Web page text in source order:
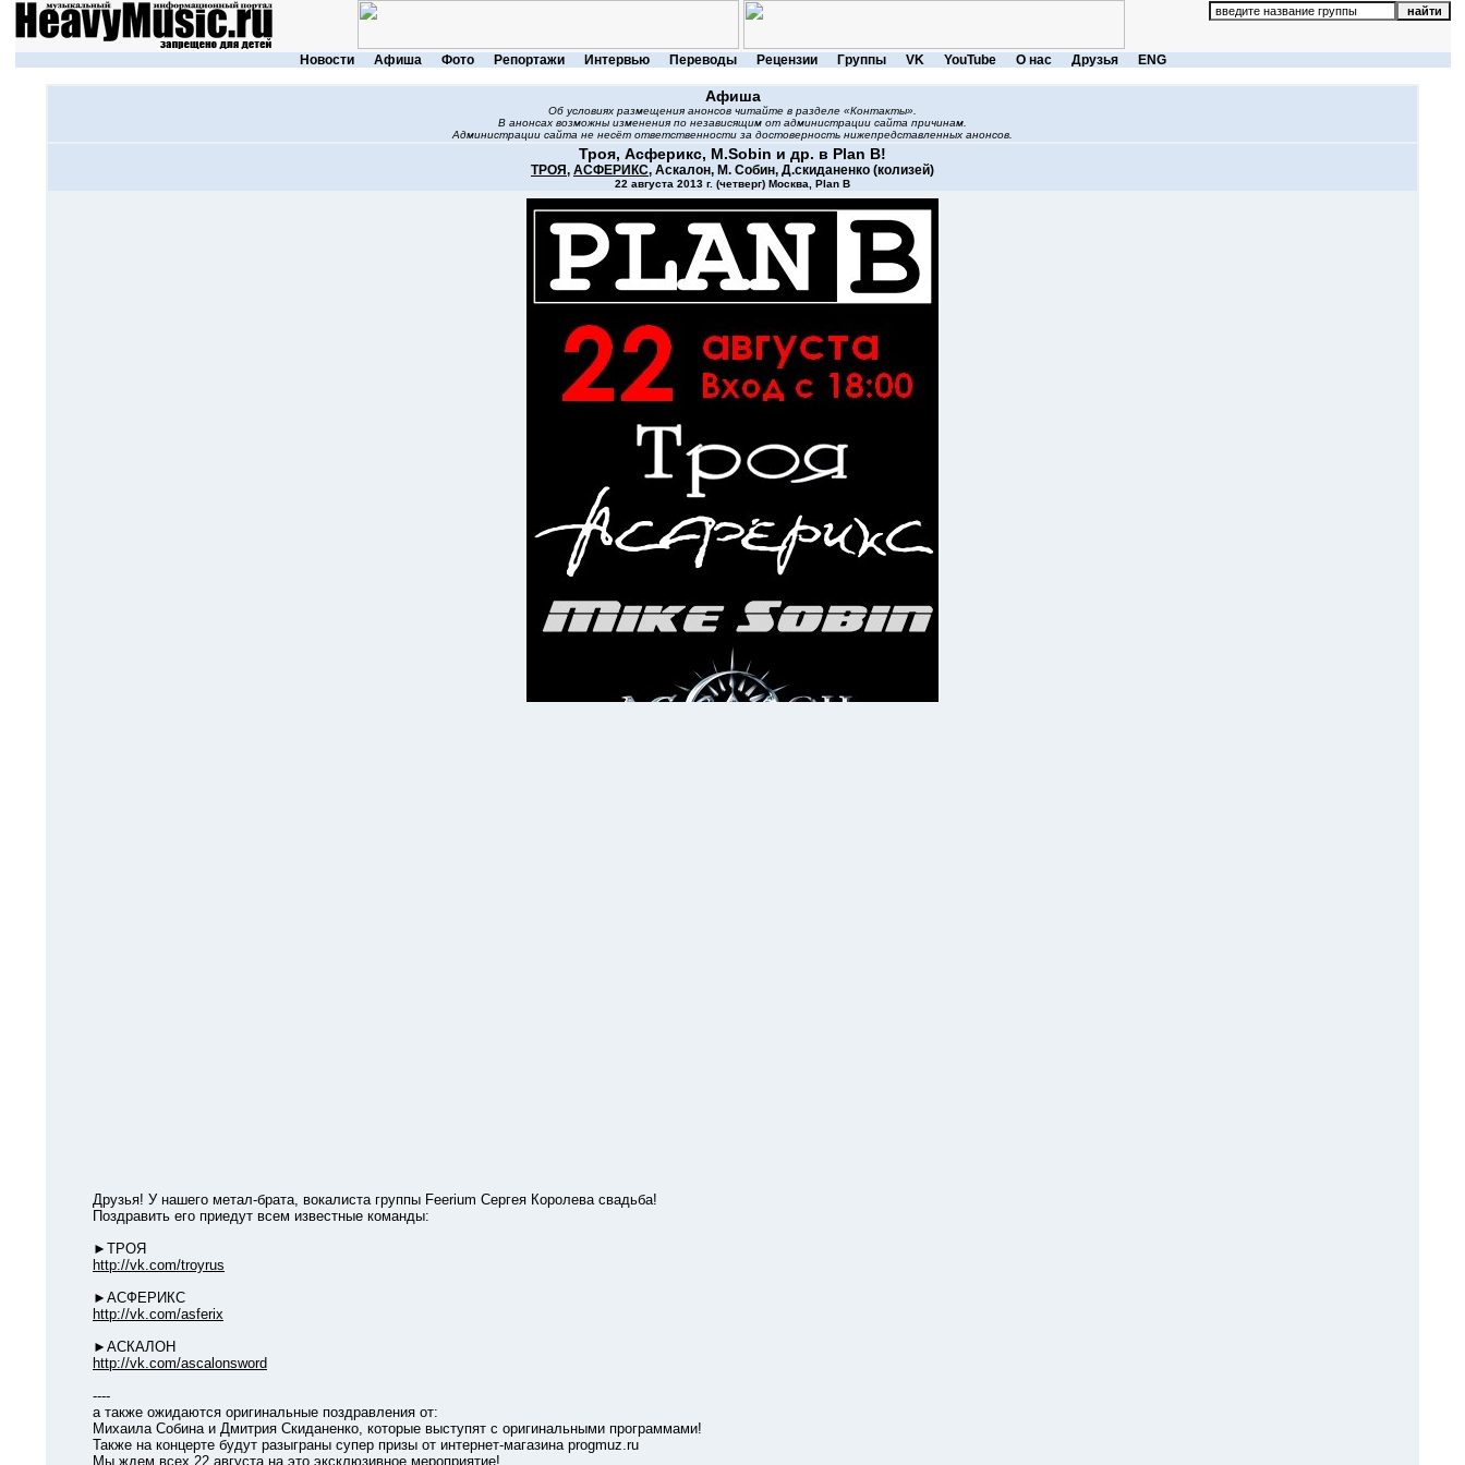
Новости Афиша Фото Репортажи Интервью Переводы Рецензии Группы VK YouTube О нас Друзья ENG
Афиша
Об условиях размещения анонсов читайте в разделе «Контакты».
В анонсах возможны изменения по независящим от администрации сайта причинам.
Администрации сайта не несёт ответственности за достоверность нижепредставленных анонсов.
Троя, Асферикс, M.Sobin и др. в Plan B!
ТРОЯ , АСФЕРИКС, Аскалон, М. Собин, Д.скиданенко (колизей)
22 августа 2013 г. (четверг) Москва, Plan B
Друзья! У нашего метал-брата, вокалиста группы Feerium Сергея Королева свадьба!
Поздравить его приедут всем известные команды:
►ТРОЯ
http://vk.com/troyrus
►АСФЕРИКС
http://vk.com/asferix
►АСКАЛОН
http://vk.com/ascalonsword
----
а также ожидаются оригинальные поздравления от:
Михаила Собина и Дмитрия Скиданенко, которые выступят с оригинальными программами!
Также на концерте будут разыграны супер призы от интернет-магазина progmuz.ru
Мы ждем всех 22 августа на это эксклюзивное мероприятие!